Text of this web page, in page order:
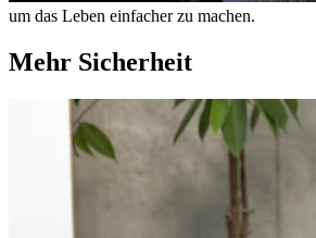
um das Leben einfacher zu machen.
Mehr Sicherheit